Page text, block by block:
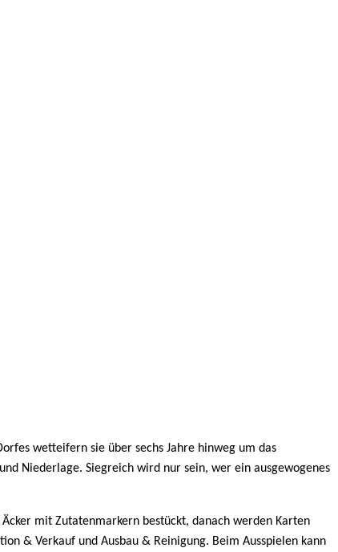
wetteifern sie über sechs Jahre hinweg um das
Niederlage. Siegreich wird nur sein, wer ein ausgewogenes
mit Zutatenmarkern bestückt, danach werden Karten
& Verkauf und Ausbau & Reinigung. Beim Ausspielen kann